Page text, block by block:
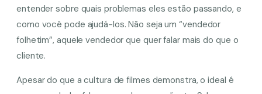
entender sobre quais problemas eles estão passando, e
como você pode ajudá-los. Não seja um “vendedor
folhetim”, aquele vendedor que quer falar mais do que o
cliente.
Apesar do que a cultura de filmes demonstra, o ideal é